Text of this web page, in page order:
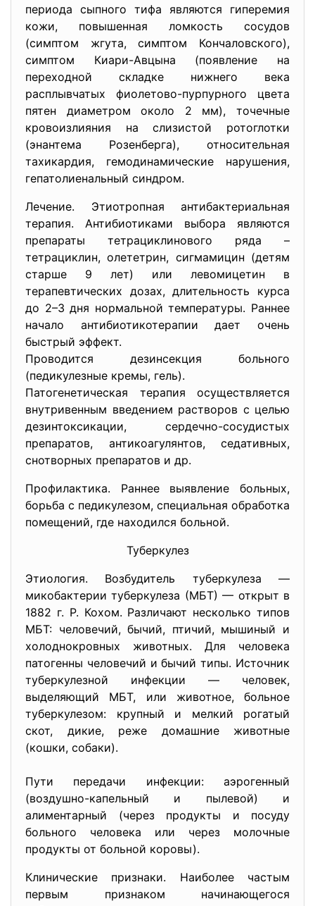
периода сыпного тифа являются гиперемия
кожи, повышенная ломкость сосудов
(симптом жгута, симптом Кончаловского),
симптом Киари-Авцына (появление на
переходной складке нижнего века
расплывчатых фиолетово-пурпурного цвета
пятен диаметром около 2 мм), точечные
кровоизлияния на слизистой ротоглотки
(энантема Розенберга), относительная
тахикардия, гемодинамические нарушения,
гепатолиенальный синдром.
Лечение. Этиотропная антибактериальная
терапия. Антибиотиками выбора являются
препараты тетрациклинового ряда –
тетрациклин, олететрин, сигмамицин (детям
старше 9 лет) или левомицетин в
терапевтических дозах, длительность курса
до 2–3 дня нормальной температуры. Раннее
начало антибиотикотерапии дает очень
быстрый эффект.
Проводится дезинсекция больного
(педикулезные кремы, гель).
Патогенетическая терапия осуществляется
внутривенным введением растворов с целью
дезинтоксикации, сердечно-сосудистых
препаратов, антикоагулянтов, седативных,
снотворных препаратов и др.
Профилактика. Раннее выявление больных,
борьба с педикулезом, специальная обработка
помещений, где находился больной.
Туберкулез
Этиология. Возбудитель туберкулеза —
микобактерии туберкулеза (МБТ) — открыт в
1882 г. Р. Кохом. Различают несколько типов
МБТ: человечий, бычий, птичий, мышиный и
холоднокровных животных. Для человека
патогенны человечий и бычий типы. Источник
туберкулезной инфекции — человек,
выделяющий МБТ, или животное, больное
туберкулезом: крупный и мелкий рогатый
скот, дикие, реже домашние животные
(кошки, собаки).
Пути передачи инфекции: аэрогенный
(воздушно-капельный и пылевой) и
алиментарный (через продукты и посуду
больного человека или через молочные
продукты от больной коровы).
Клинические признаки. Наиболее частым
первым признаком начинающегося